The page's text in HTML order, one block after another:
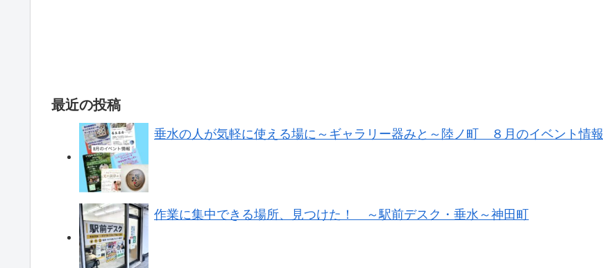
最近の投稿
垂水の人が気軽に使える場に～ギャラリー器みと～陸ノ町 ８月のイベント情報
作業に集中できる場所、見つけた！ ～駅前デスク・垂水～神田町